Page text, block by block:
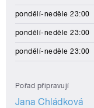
pondělí-neděle 23:00
pondělí-neděle 23:00
pondělí-neděle 23:00
Pořad připravují
Jana Chládková